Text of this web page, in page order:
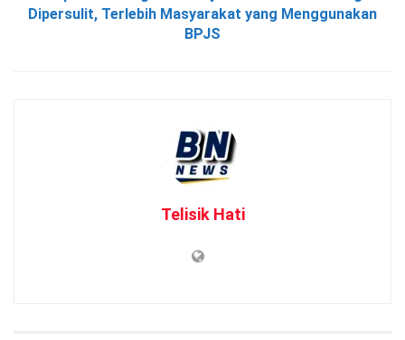
Dipersulit, Terlebih Masyarakat yang Menggunakan
BPJS
Telisik Hati